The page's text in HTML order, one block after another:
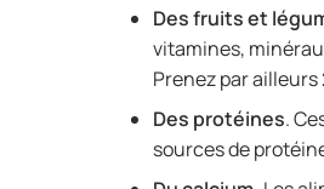
Des fruits et
vitamines,
Prenez par
Des protéines.
sources de